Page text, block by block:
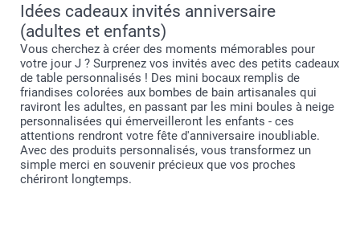
Idées cadeaux invités anniversaire
(adultes et enfants)
Vous cherchez à créer des moments mémorables pour
votre jour J ? Surprenez vos invités avec des petits cadeaux
de table personnalisés ! Des mini bocaux remplis de
friandises colorées aux bombes de bain artisanales qui
raviront les adultes, en passant par les mini boules à neige
personnalisées qui émerveilleront les enfants - ces
attentions rendront votre fête d'anniversaire inoubliable.
Avec des produits personnalisés, vous transformez un
simple merci en souvenir précieux que vos proches
chériront longtemps.